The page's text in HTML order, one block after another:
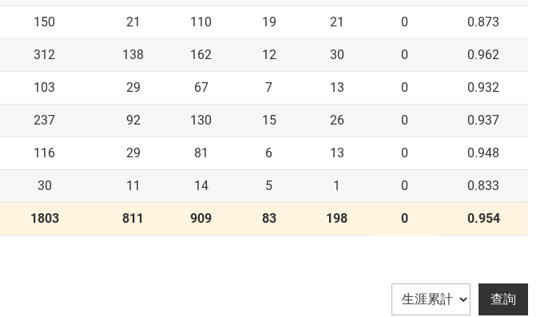
150 21 110 19 21 0 0.873
312 138 162 12 30 0 0.962
103 29 67 7 13 0 0.932
237 92 130 15 26 0 0.937
116 29 81 6 13 0 0.948
30 11 14 5 1 0 0.833
1803 811 909 83 198 0 0.954